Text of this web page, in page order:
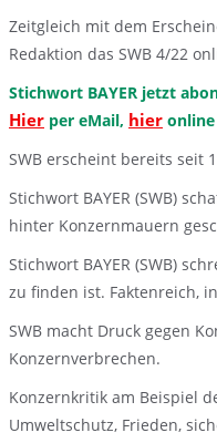
Zeitgleich mit dem
Redaktion das SWB 4/22
Stichwort BAYER jetzt
Hier per eMail, hier
SWB erscheint bereits seit
Stichwort BAYER (SWB)
hinter Konzernmauern
Stichwort BAYER (SWB)
zu finden ist. Faktenreich,
SWB macht Druck gegen
Konzernverbrechen.
Konzernkritik am Beispiel
Umweltschutz, Frieden,